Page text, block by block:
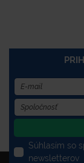
Súhlasím so
newsletterov